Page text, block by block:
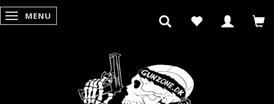
SKIFTE NAVIGATION
MENU